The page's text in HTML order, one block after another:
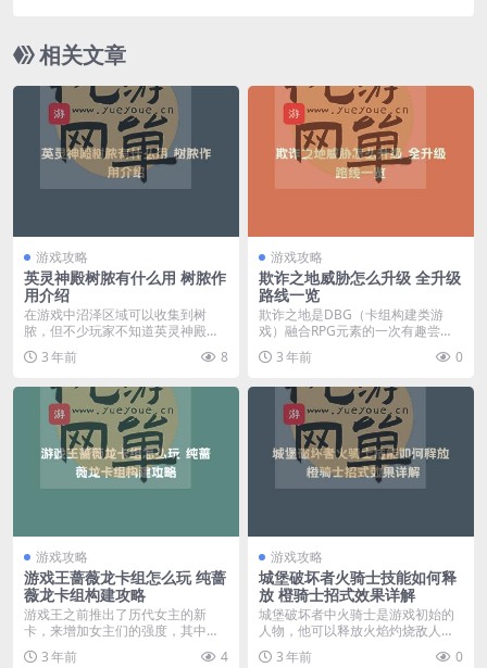
相关文章
游戏攻略
英灵神殿树脓有什么用 树脓作
用介绍
在游戏中沼泽区域可以收集到树
脓，但不少玩家不知道英灵神殿树
脓有什么用，其实用处还...
3 年前 8
游戏攻略
欺诈之地威胁怎么升级 全升级
路线一览
欺诈之地是DBG（卡组构建类游
戏）融合RPG元素的一次有趣尝
试，在游戏里玩家面对...
3 年前 0
游戏攻略
游戏王蔷薇龙卡组怎么玩 纯蔷
薇龙卡组构建攻略
游戏王之前推出了历代女主的新
卡，来增加女主们的强度，其中就
有为十六夜秋突出的蔷薇...
3 年前 4
游戏攻略
城堡破坏者火骑士技能如何释
放 橙骑士招式效果详解
城堡破坏者中火骑士是游戏初始的
人物，他可以释放火焰灼烧敌人，
魔法效果十分酷炫伤害...
3 年前 0